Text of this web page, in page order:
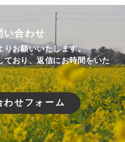
い合わせ
りお願いいたします。
ており、返信にお時間をいた
わせフォーム